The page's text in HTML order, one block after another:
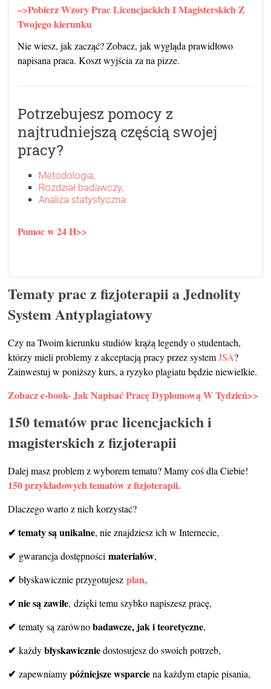
–>Pobierz Wzory Prac Licencjackich I Magisterskich Z
Twojego kierunku
Nie wiesz, jak zacząć? Zobacz, jak wygląda prawidłowo
napisana praca. Koszt wyjścia za na pizze.
Potrzebujesz pomocy z
najtrudniejszą częścią swojej
pracy?
Metodologia,
Rozdział badawczy,
Analiza statystyczna.
Pomoc w 24 H>>
Tematy prac z fizjoterapii a Jednolity
System Antyplagiatowy
Czy na Twoim kierunku studiów krążą legendy o studentach,
którzy mieli problemy z akceptacją pracy przez systemJSA?
Zainwestuj w poniższy kurs, a ryzyko plagiatu będzie niewielkie.
Zobacz e-book- Jak Napisać Pracę Dyplomową W Tydzień>>
150 tematów prac licencjackich i
magisterskich z fizjoterapii
Dalej masz problem z wyborem tematu? Mamy coś dla Ciebie!
150 przykładowych tematów z fizjoterapii.
Dlaczego warto z nich korzystać?
✔ tematy są unikalne, nie znajdziesz ich w Internecie,
✔ gwarancja dostępności materiałów,
✔błyskawicznie przygotujeszplan,
✔ nie są zawiłe, dzięki temu szybko napiszesz pracę,
✔tematy są zarównobadawcze, jak i teoretyczne,
✔każdybłyskawiczniedostosujesz do swoich potrzeb,
✔zapewniamypóźniejsze wsparciena każdym etapie pisania,